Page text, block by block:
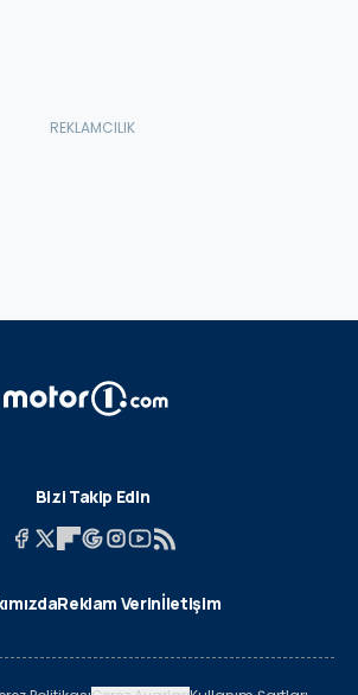
Bizi Takip Edin
Reklam Verinİletişim